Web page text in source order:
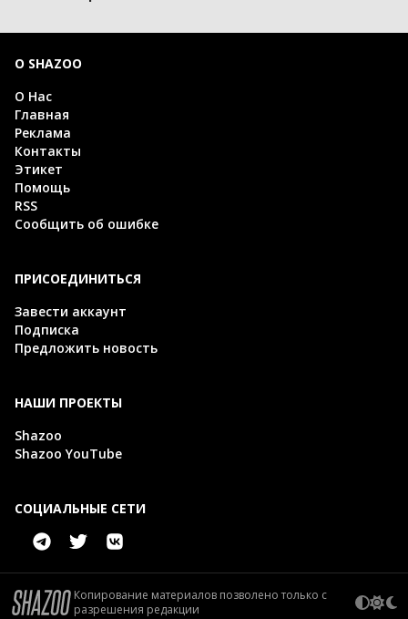
О SHAZOO
О Нас
Главная
Реклама
Контакты
Этикет
Помощь
RSS
Сообщить об ошибке
ПРИСОЕДИНИТЬСЯ
Завести аккаунт
Подписка
Предложить новость
НАШИ ПРОЕКТЫ
Shazoo
Shazoo YouTube
СОЦИАЛЬНЫЕ СЕТИ
Копирование материалов позволено только с
разрешения редакции